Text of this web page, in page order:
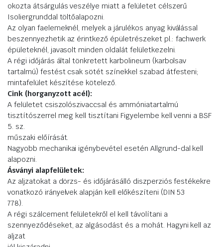
okozta átsárgulás veszélye miatt a felületet célszerű
Isoliergrunddal töltőalapozni.
Az olyan faelemeknél, melyek a járulékos anyag kiválással
beszennyezhetik az érintkező épületrészeket pl.: fachwerk
épületeknél, javasolt minden oldalát felületkezelni.
A régi időjárás által tönkretett karbolineum (karbolsav
tartalmú) festést csak sötét színekkel szabad átfesteni;
mintafelület készítése kötelező.
Cink (horganyzott acél):
A felületet csiszolószivaccsal és ammóniatartalmú
tisztítószerrel meg kell tisztítani Figyelembe kell venni a BSF
5. sz.
műszaki előírását.
Nagyobb mechanikai igénybevétel esetén Allgrund-dal kell
alapozni.
Ásványi alapfelületek:
Az aljzatokat a dörzs- és időjárásálló diszperziós festékekre
vonatkozó irányelvek alapján kell előkészíteni (DIN 53
778).
A régi szálcement felületekről el kell távolítani a
szennyeződéseket, az algásodást és a mohát. Hagyni kell az
aljzat